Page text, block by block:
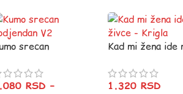
srecan
RSD –
Kad mi žena ide
1.320 RSD